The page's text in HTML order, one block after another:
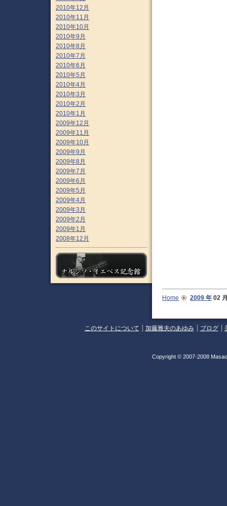
2010年12月
2010年11月
2010年10月
2010年9月
2010年8月
2010年7月
2010年6月
2010年5月
2010年4月
2010年3月
2010年2月
2010年1月
2009年12月
2009年11月
2009年10月
2009年9月
2009年8月
2009年7月
2009年6月
2009年5月
2009年4月
2009年3月
2009年2月
2009年1月
2008年12月
Home 2009 年 02
このサイトについて 加藤雅夫のあゆみ ブログ
Copyright © 2007-2008